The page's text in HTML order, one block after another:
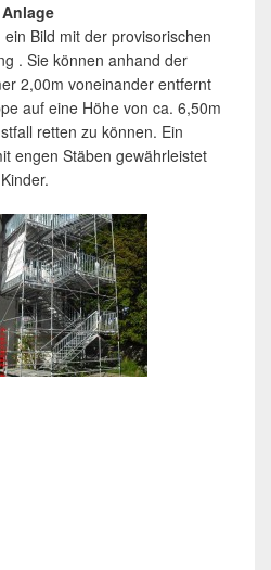
Bild mit der provisorischen
. Sie können anhand der
2,00m voneinander entfernt
auf eine Höhe von ca. 6,50m
retten zu können. Ein
engen Stäben gewährleistet